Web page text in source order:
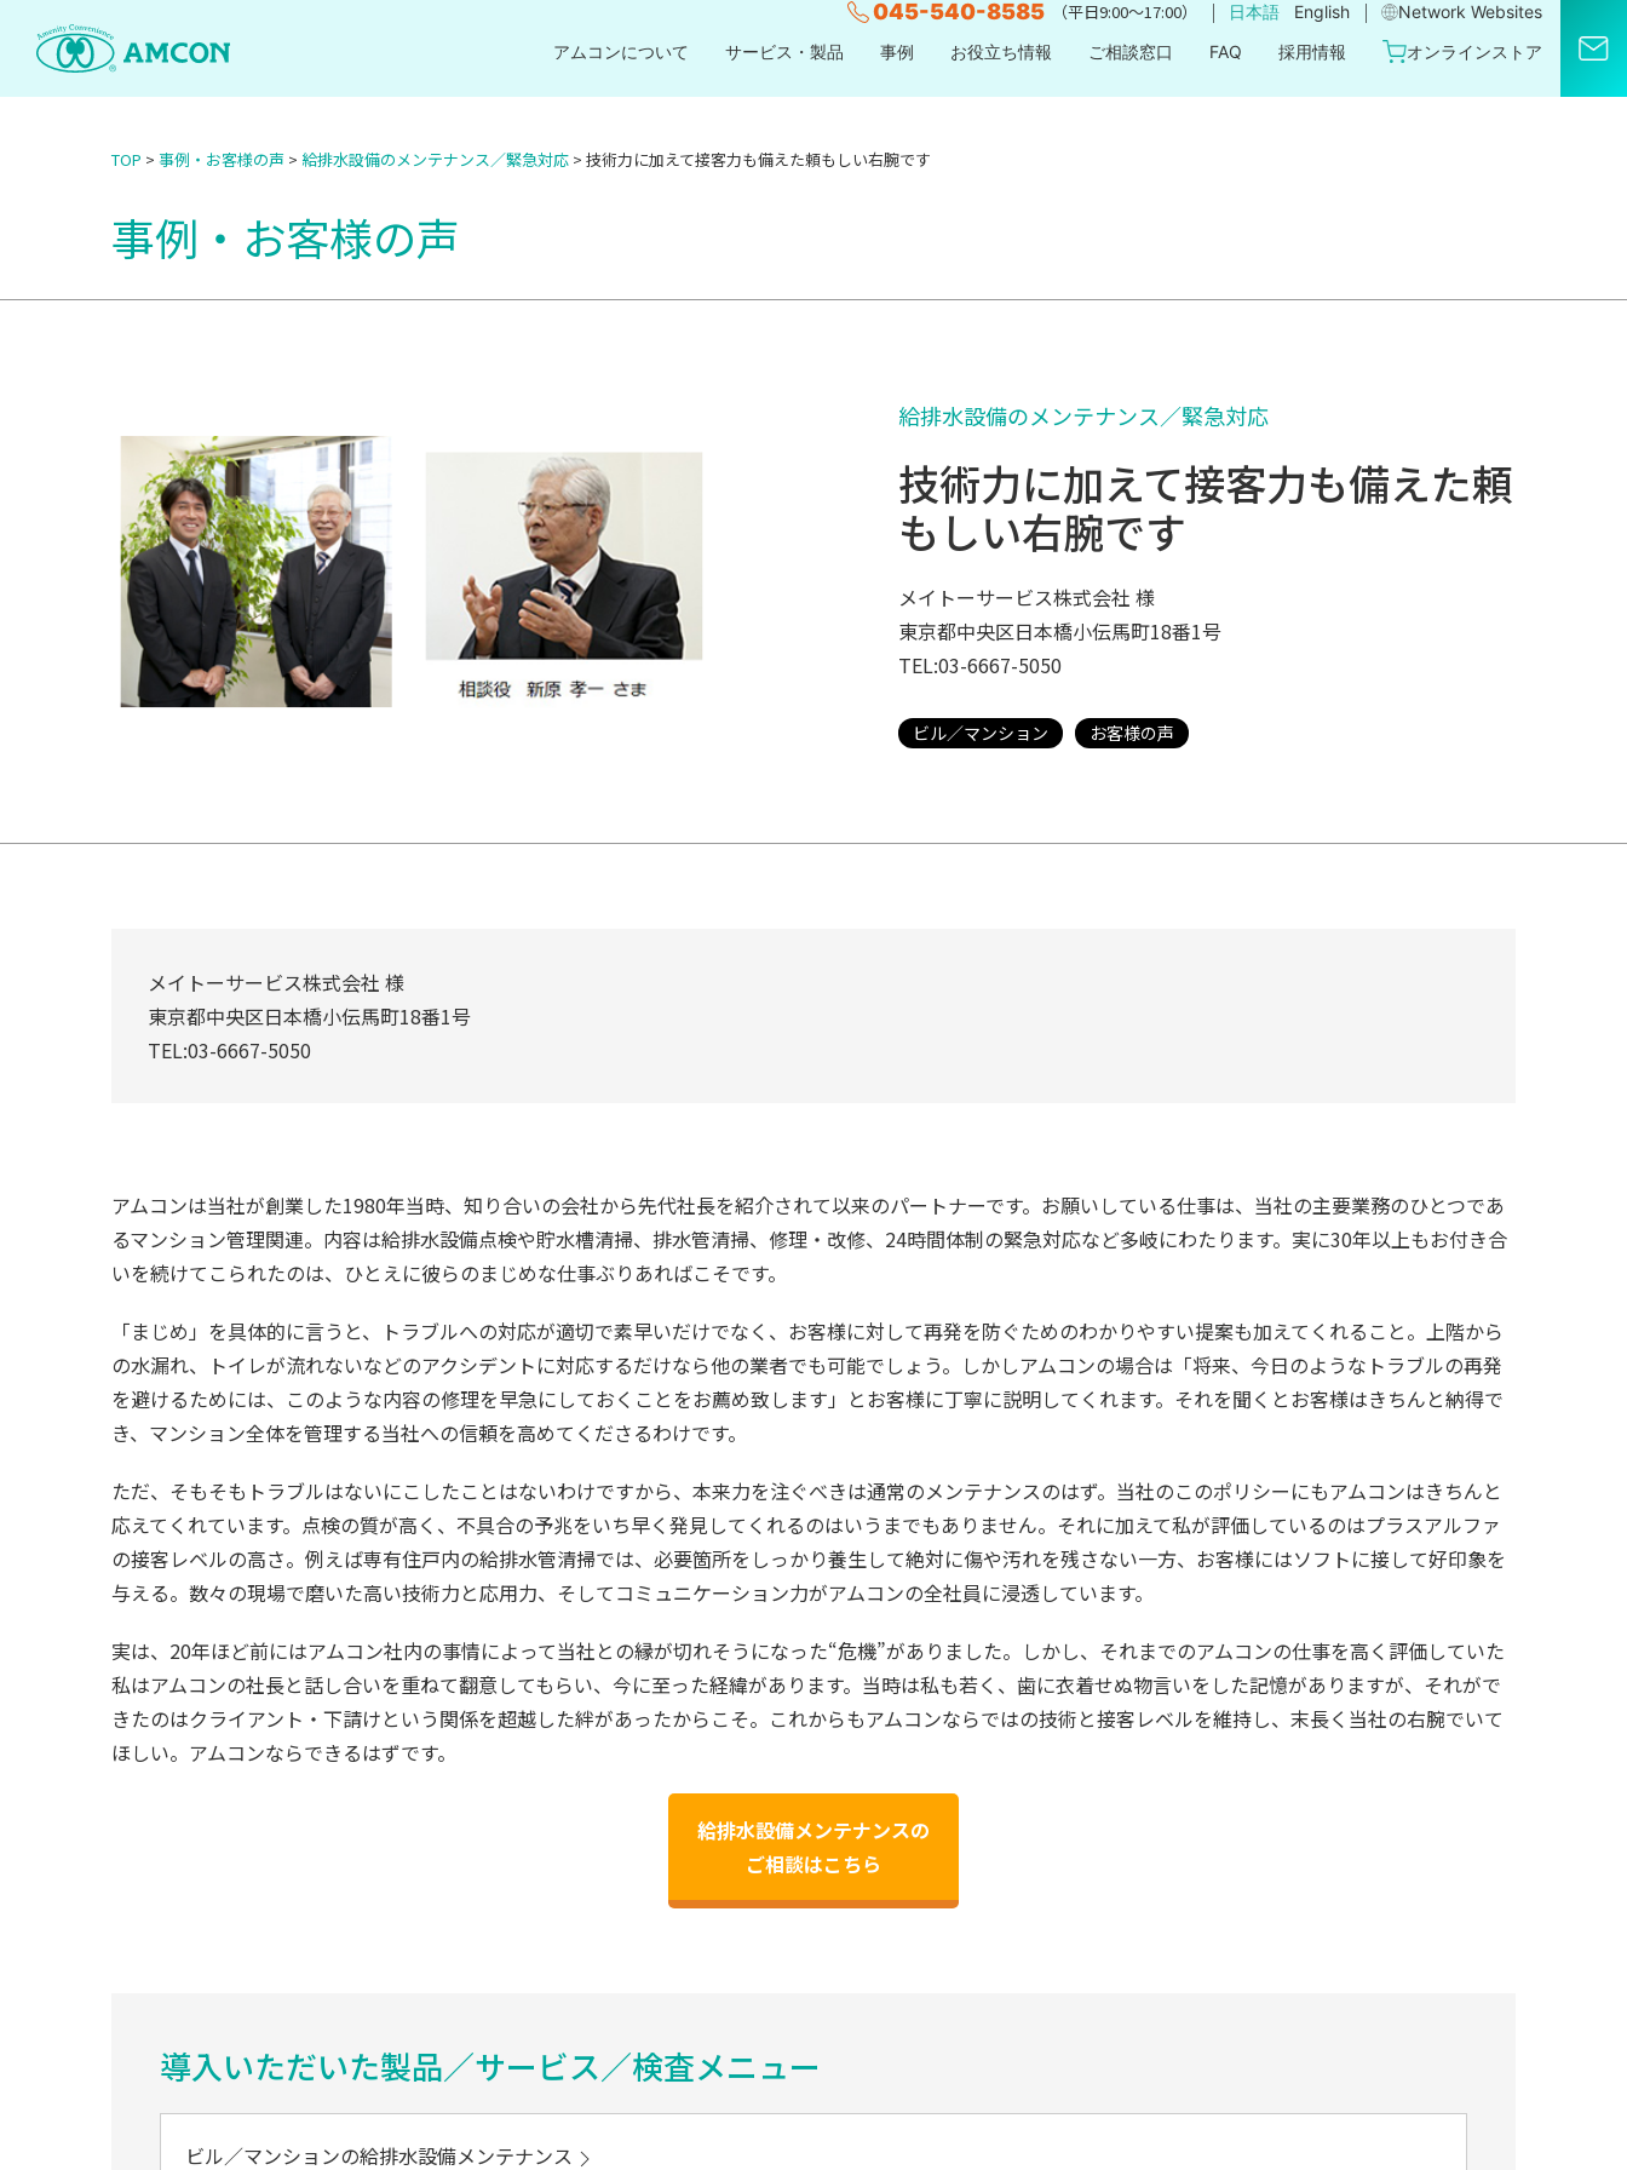
045-540-8585 （平日9:00〜17:00） ｜ 日本語 English ｜
Network Websites​
アムコンについて
サービス・製品 事例 お役立ち情報 ご相談窓口 FAQ 採用情報 オンラインストア
TOP > 事例・お客様の声 > 給排水設備のメンテナンス／緊急対応 > 技術力に加えて接客力も備えた頼もしい右腕です
事例・お客様の声
給排水設備のメンテナンス／緊急対応
技術力に加えて接客力も備えた頼
もしい右腕です
メイトーサービス株式会社 様
東京都中央区日本橋小伝馬町18番1号
TEL:03-6667-5050
ビル／マンション お客様の声
メイトーサービス株式会社 様
東京都中央区日本橋小伝馬町18番1号
TEL:03-6667-5050
アムコンは当社が創業した1980年当時、知り合いの会社から先代社長を紹介されて以来のパートナーです。お願いしている仕事は、当社の主要業務のひとつであ
るマンション管理関連。内容は給排水設備点検や貯水槽清掃、排水管清掃、修理・改修、24時間体制の緊急対応など多岐にわたります。実に30年以上もお付き合
いを続けてこられたのは、ひとえに彼らのまじめな仕事ぶりあればこそです。
「まじめ」を具体的に言うと、トラブルへの対応が適切で素早いだけでなく、お客様に対して再発を防ぐためのわかりやすい提案も加えてくれること。上階から
の水漏れ、トイレが流れないなどのアクシデントに対応するだけなら他の業者でも可能でしょう。しかしアムコンの場合は「将来、今日のようなトラブルの再発
を避けるためには、このような内容の修理を早急にしておくことをお薦め致します」とお客様に丁寧に説明してくれます。それを聞くとお客様はきちんと納得で
き、マンション全体を管理する当社への信頼を高めてくださるわけです。
ただ、そもそもトラブルはないにこしたことはないわけですから、本来力を注ぐべきは通常のメンテナンスのはず。当社のこのポリシーにもアムコンはきちんと
応えてくれています。点検の質が高く、不具合の予兆をいち早く発見してくれるのはいうまでもありません。それに加えて私が評価しているのはプラスアルファ
の接客レベルの高さ。例えば専有住戸内の給排水管清掃では、必要箇所をしっかり養生して絶対に傷や汚れを残さない一方、お客様にはソフトに接して好印象を
与える。数々の現場で磨いた高い技術力と応用力、そしてコミュニケーション力がアムコンの全社員に浸透しています。
実は、20年ほど前にはアムコン社内の事情によって当社との縁が切れそうになった“危機”がありました。しかし、それまでのアムコンの仕事を高く評価していた
私はアムコンの社長と話し合いを重ねて翻意してもらい、今に至った経緯があります。当時は私も若く、歯に衣着せぬ物言いをした記憶がありますが、それがで
きたのはクライアント・下請けという関係を超越した絆があったからこそ。これからもアムコンならではの技術と接客レベルを維持し、末長く当社の右腕でいて
ほしい。アムコンならできるはずです。
給排水設備メンテナンスの
ご相談はこちら
導入いただいた製品／サービス／検査メニュー
ビル／マンションの給排水設備メンテナンス